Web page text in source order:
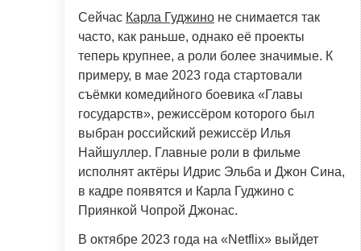
Сейчас Карла Гуджино не снимается так
часто, как раньше, однако её проекты
теперь крупнее, а роли более значимые. К
примеру, в мае 2023 года стартовали
съёмки комедийного боевика «Главы
государств», режиссёром которого был
выбран российский режиссёр Илья
Найшуллер. Главные роли в фильме
исполнят актёры Идрис Эльба и Джон Сина,
в кадре появятся и Карла Гуджино с
Приянкой Чопрой Джонас.
В октябре 2023 года на «Netflix» выйдет